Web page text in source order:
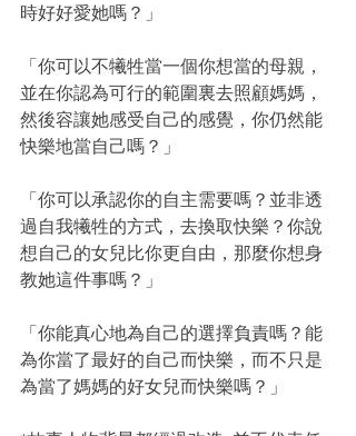
時好好愛她嗎？」
「你可以不犧牲當一個你想當的母親，
並在你認為可行的範圍裏去照顧媽媽，
然後容讓她感受自己的感覺，你仍然能
快樂地當自己嗎？」
「你可以承認你的自主需要嗎？並非透
過自我犧牲的方式，去換取快樂？你說
想自己的女兒比你更自由，那麼你想身
教她這件事嗎？」
「你能真心地為自己的選擇負責嗎？能
為你當了最好的自己而快樂，而不只是
為當了媽媽的好女兒而快樂嗎？」